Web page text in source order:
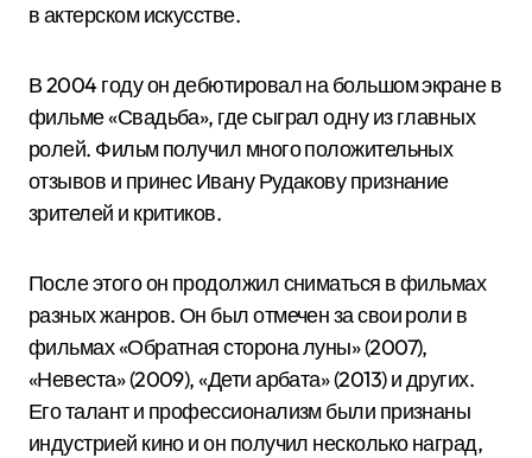
в актерском искусстве.
В 2004 году он дебютировал на большом экране в
фильме «Свадьба», где сыграл одну из главных
ролей. Фильм получил много положительных
отзывов и принес Ивану Рудакову признание
зрителей и критиков.
После этого он продолжил сниматься в фильмах
разных жанров. Он был отмечен за свои роли в
фильмах «Обратная сторона луны» (2007),
«Невеста» (2009), «Дети арбата» (2013) и других.
Его талант и профессионализм были признаны
индустрией кино и он получил несколько наград,